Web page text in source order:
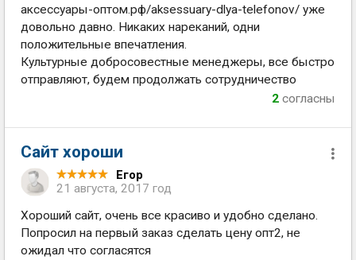
аксессуары-оптом.рф/aksessuary-dlya-telefonov/ уже
довольно давно. Никаких нареканий, одни
положительные впечатления.
Культурные добросовестные менеджеры, все быстро
отправляют, будем продолжать сотрудничество
2 согласны
Сайт хороши
Егор
21 августа, 2017 год
Хороший сайт, очень все красиво и удобно сделано.
Попросил на первый заказ сделать цену опт2, не
ожидал что согласятся